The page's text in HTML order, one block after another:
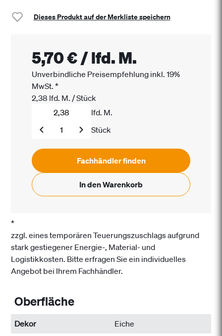
Dieses Produkt auf der Merkliste speichern
5,70 €/lfd. M.
Unverbindliche Preisempfehlung inkl. 19%
MwSt. *
2,38 lfd. M. /Stück
lfd. M.
Stück
Fachhändler finden
In den Warenkorb
*
zzgl. eines temporären Teuerungszuschlags aufgrund
stark gestiegener Energie-, Material- und
Logistikkosten. Bitte erfragen Sie ein individuelles
Angebot bei Ihrem Fachhändler.
Oberfläche
Dekor
Eiche